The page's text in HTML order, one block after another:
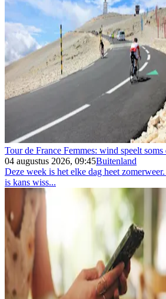
Tour de France Femmes: wind speelt
04 augustus 2026, 09:45Buitenland
Deze week is het elke dag heet
is kans wiss...